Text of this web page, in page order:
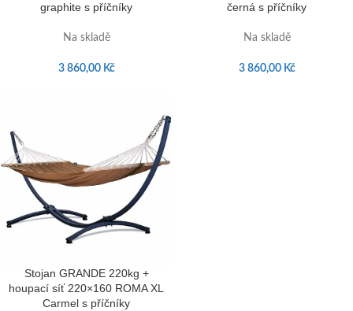
graphite s příčníky
Na skladě
3 860,00 Kč
černá s příčníky
Na skladě
3 860,00 Kč
Stojan GRANDE 220kg +
houpací síť 220×160 ROMA XL
Carmel s příčníky